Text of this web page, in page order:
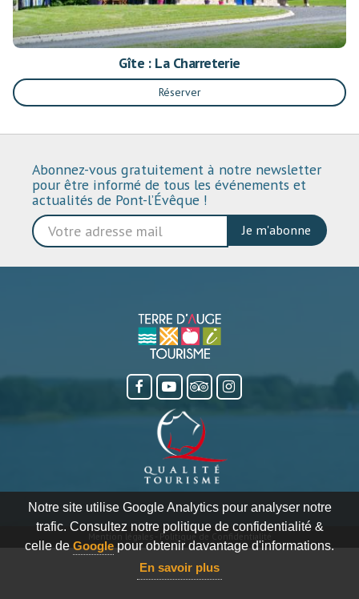
Notre site utilise Google Analytics pour analyser notre
trafic. Consultez notre politique de confidentialité &
celle de Google pour obtenir davantage d'informations.
En savoir plus
Gîte : La Charreterie
Réserver
Abonnez-vous gratuitement à notre newsletter
pour être informé de tous les événements et
actualités de Pont-l’Évêque !
Je m'abonne
Politique de Confidentialité